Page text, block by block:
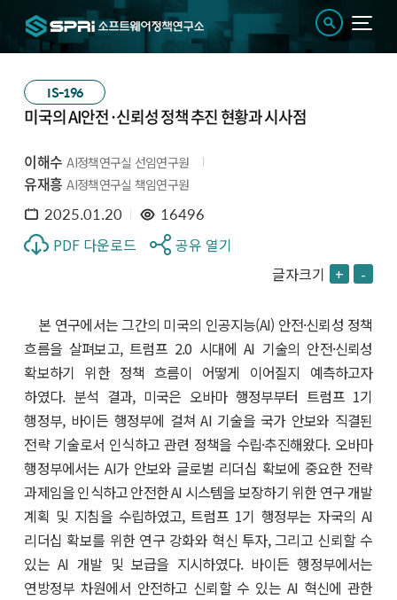
IS-196
미국의 AI안전·신뢰성 정책 추진 현황과 시사점
이해수 AI정책연구실 선임연구원
유재흥 AI정책연구실 책임연구원
2025.01.20 16496
PDF 다운로드
공유 열기
글자크기 + -
본 연구에서는 그간의 미국의 인공지능(AI) 안전·신뢰성 정책
흐름을 살펴보고, 트럼프 2.0 시대에 AI 기술의 안전·신뢰성
확보하기 위한 정책 흐름이 어떻게 이어질지 예측하고자
하였다. 분석 결과, 미국은 오바마 행정부부터 트럼프 1기
행정부, 바이든 행정부에 걸쳐 AI 기술을 국가 안보와 직결된
전략 기술로서 인식하고 관련 정책을 수립·추진해왔다. 오바마
행정부에서는 AI가 안보와 글로벌 리더십 확보에 중요한 전략
과제임을 인식하고 안전한 AI 시스템을 보장하기 위한 연구 개발
계획 및 지침을 수립하였고, 트럼프 1기 행정부는 자국의 AI
리더십 확보를 위한 연구 강화와 혁신 투자, 그리고 신뢰할 수
있는 AI 개발 및 보급을 지시하였다. 바이든 행정부에서는
연방정부 차원에서 안전하고 신뢰할 수 있는 AI 혁신에 관한